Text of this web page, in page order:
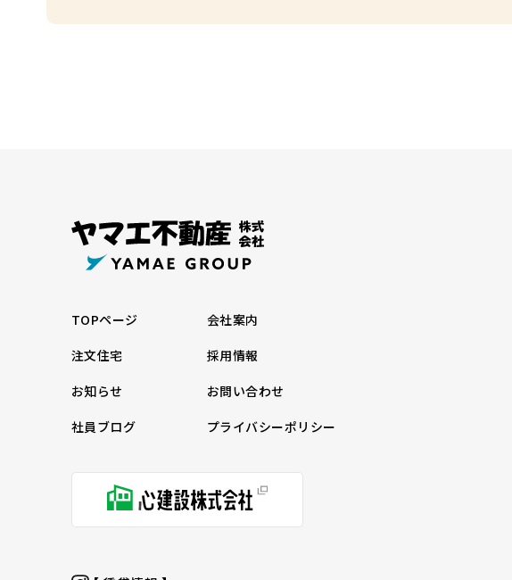
TOPページ
会社案内
注文住宅
採用情報
お知らせ
お問い合わせ
社員ブログ
プライバシーポリシー